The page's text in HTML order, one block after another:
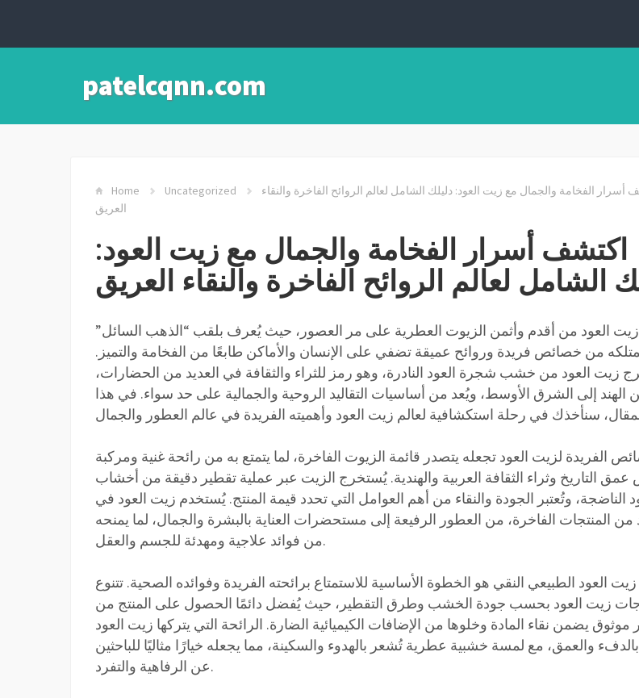
patelcqnn.com
Home Uncategorized
العريق
اكتشف أسرار الفخامة والجمال مع زيت العود:
الشامل لعالم الروائح الفاخرة والنقاء العريق
زيت العود من أقدم وأثمن الزيوت العطرية على مر العصور، حيث يُعرف بلقب “الذهب السائل”
من خصائص فريدة وروائح عميقة تضفي على الإنسان والأماكن طابعًا من الفخامة والتميز.
زيت العود من خشب شجرة العود النادرة، وهو رمز للثراء والثقافة في العديد من الحضارات،
الهند إلى الشرق الأوسط، ويُعد من أساسيات التقاليد الروحية والجمالية على حد سواء. في هذا
الفريدة لزيت العود تجعله يتصدر قائمة الزيوت الفاخرة، لما يتمتع به من رائحة غنية ومركبة
التاريخ وثراء الثقافة العربية والهندية. يُستخرج الزيت عبر عملية تقطير دقيقة من أخشاب
الناضجة، وتُعتبر الجودة والنقاء من أهم العوامل التي تحدد قيمة المنتج. يُستخدم زيت العود في
من المنتجات الفاخرة، من العطور الرفيعة إلى مستحضرات العناية بالبشرة والجمال، لما يمنحه
من فوائد علاجية ومهدئة للجسم والعقل.
زيت العود الطبيعي النقي هو الخطوة الأساسية للاستمتاع برائحته الفريدة وفوائده الصحية. تتنوع
زيت العود بحسب جودة الخشب وطرق التقطير، حيث يُفضل دائمًا الحصول على المنتج من
يضمن نقاء المادة وخلوها من الإضافات الكيميائية الضارة. الرائحة التي يتركها زيت العود
والعمق، مع لمسة خشبية عطرية تُشعر بالهدوء والسكينة، مما يجعله خيارًا مثاليًا للباحثين
عن الرفاهية والتفرد.